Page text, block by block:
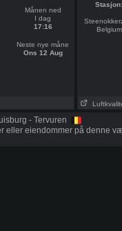
Månen ned
I dag
17:16
Neste nye måne
Ons 12 Aug
Stasjon:
Belgium
- Tervuren
eller eiendommer på denne